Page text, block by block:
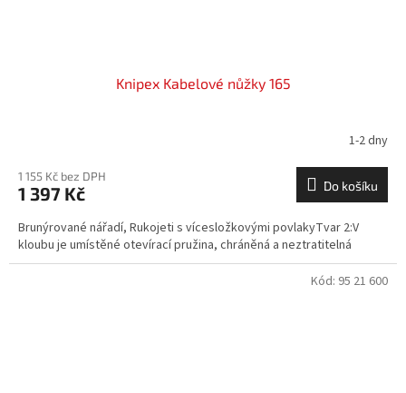
Knipex Kabelové nůžky 165
1-2 dny
1 155 Kč bez DPH
1 397 Kč Do košíku
Brunýrované nářadí, Rukojeti s vícesložkovými povlakyTvar 2:V
kloubu je umístěné otevírací pružina, chráněná a neztratitelná
Kód: 95 21 600